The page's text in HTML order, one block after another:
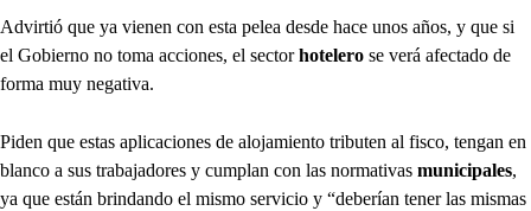
Advirtió que ya vienen con esta pelea desde hace unos años, y que si
el Gobierno no toma acciones, el sectorhotelero se verá afectado de
forma muy negativa.
Piden que estas aplicaciones de alojamiento tributen al fisco, tengan en
blanco a sus trabajadores y cumplan con las normativas municipales,
ya que están brindando el mismo servicio y “deberían tener las mismas